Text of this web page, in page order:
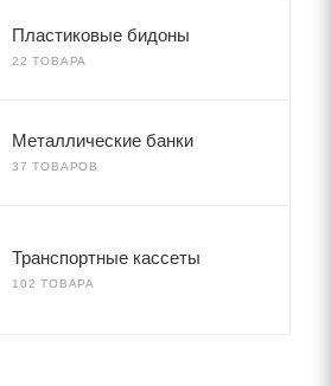
Пластиковые бидоны
22 ТОВАРА
Металлические банки
37 ТОВАРОВ
Транспортные кассеты
102 ТОВАРА